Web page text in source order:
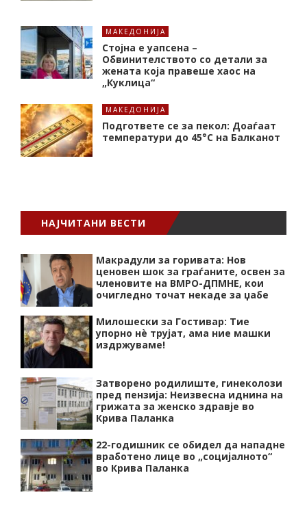
МАКЕДОНИЈА
Стојна е уапсена –
Обвинителството со детали за
жената која правеше хаос на
„Куклица“
МАКЕДОНИЈА
Подгответе се за пекол: Доаѓаат
температури до 45°C на Балканот
НАЈЧИТАНИ ВЕСТИ
Макрадули за горивата: Нов
ценовен шок за граѓаните, освен за
членовите на ВМРО-ДПМНЕ, кои
очигледно точат некаде за џабе
Милошески за Гостивар: Тие
упорно нѐ трујат, ама ние машки
издржуваме!
Затворено родилиште, гинеколози
пред пензија: Неизвесна иднина на
грижата за женско здравје во
Крива Паланка
22-годишник се обидел да нападне
вработено лице во „социјалното“
во Крива Паланка